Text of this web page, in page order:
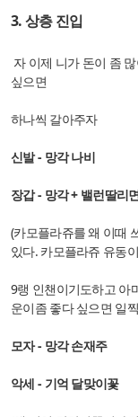
3. 상층 진입
자 이제 니가 돈이 좀
싶으면
하나씩 갈아주자
신발 - 망각 나비
장갑 - 망각 + 밸런딸리
(카모플라쥬를 왜 이때
있다. 카모플라쥬 유동
9랭 인챈이기도하고 아
운이좀 좋다 싶으면 일
모자 - 망각 손재주
악세 - 기억 달맞이꽃